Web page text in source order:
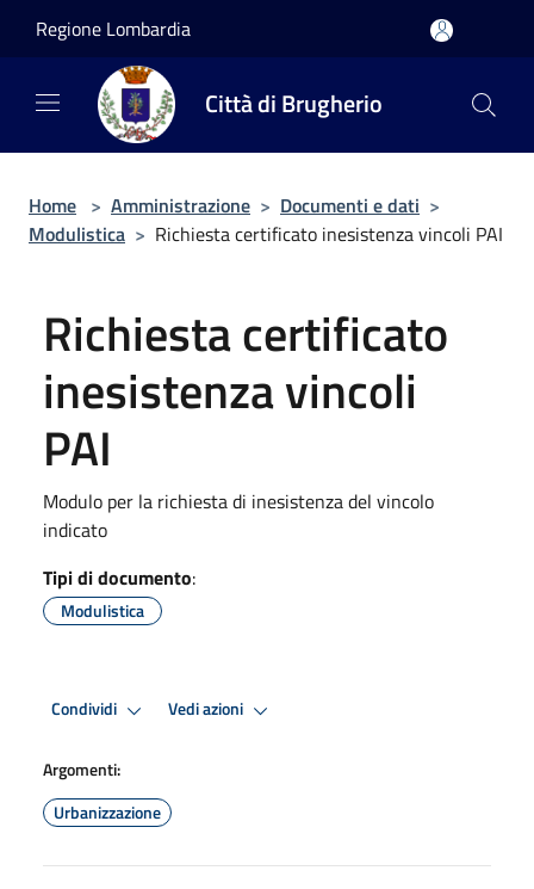
Regione Lombardia
Città di Brugherio
Home > Amministrazione > Documenti e dati >
Modulistica > Richiesta certificato inesistenza vincoli PAI
Richiesta certificato
inesistenza vincoli
PAI
Modulo per la richiesta di inesistenza del vincolo
indicato
Tipi di documento:
Modulistica
Condividi Vedi azioni
Argomenti:
Urbanizzazione